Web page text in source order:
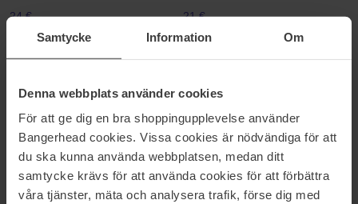
Samtycke Information Om
Denna webbplats använder cookies
För att ge dig en bra shoppingupplevelse använder
Bangerhead cookies. Vissa cookies är nödvändiga för att
du ska kunna använda webbplatsen, medan ditt
samtycke krävs för att använda cookies för att förbättra
våra tjänster, mäta och analysera trafik, förse dig med
24 € 21 €
0,3 g
18 €
20 ml
32 € Niet op voorraad
Clear Brow Gel
6 g
Instant Brow Lift Wax
15 ml